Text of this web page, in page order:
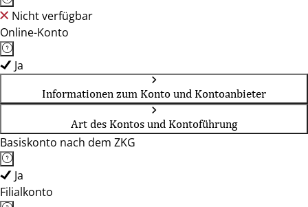
Nicht verfügbar
Online-Konto
Ja
Informationen zum Konto und Kontoanbieter
Art des Kontos und Kontoführung
Basiskonto nach dem ZKG
Ja
Filialkonto